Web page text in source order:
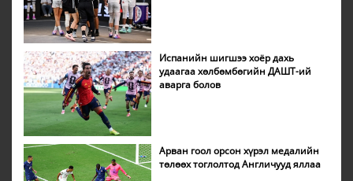
Испанийн шигшээ хоёр дахь
удаагаа хөлбөмбөгийн ДАШТ-ий
аварга болов
Арван гоол орсон хүрэл медалийн
төлөөх тоглолтод Англичууд яллаа